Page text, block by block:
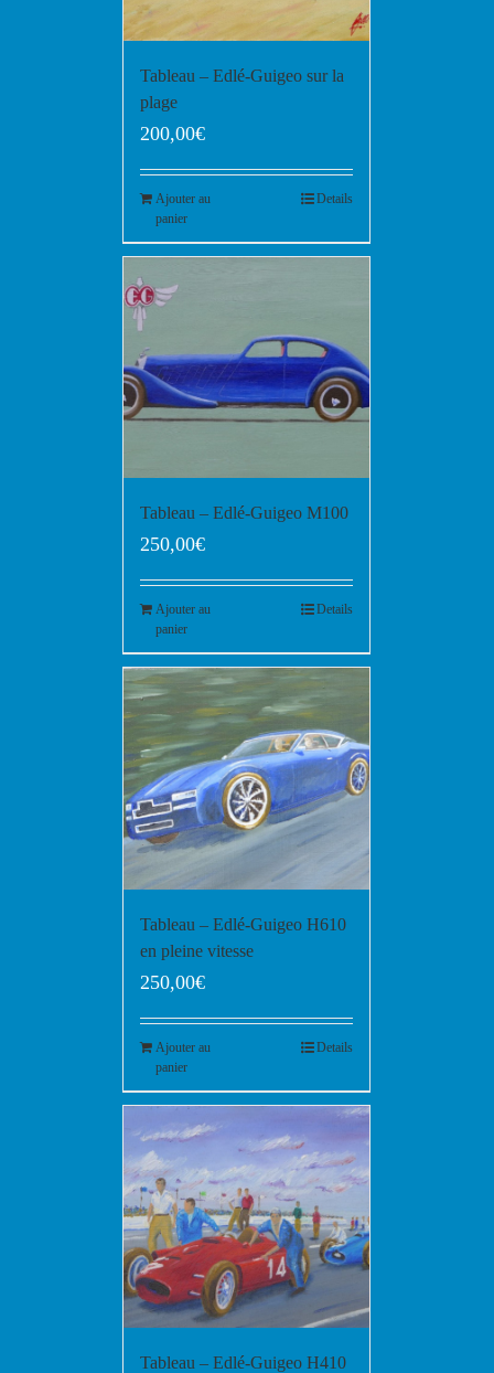
Tableau – Edlé-Guigeo sur la
plage
200,00€
Ajouter au
panier
Details
Tableau – Edlé-Guigeo M100
250,00€
Ajouter au
panier
Details
Tableau – Edlé-Guigeo H610
en pleine vitesse
250,00€
Ajouter au
panier
Details
Tableau – Edlé-Guigeo H410